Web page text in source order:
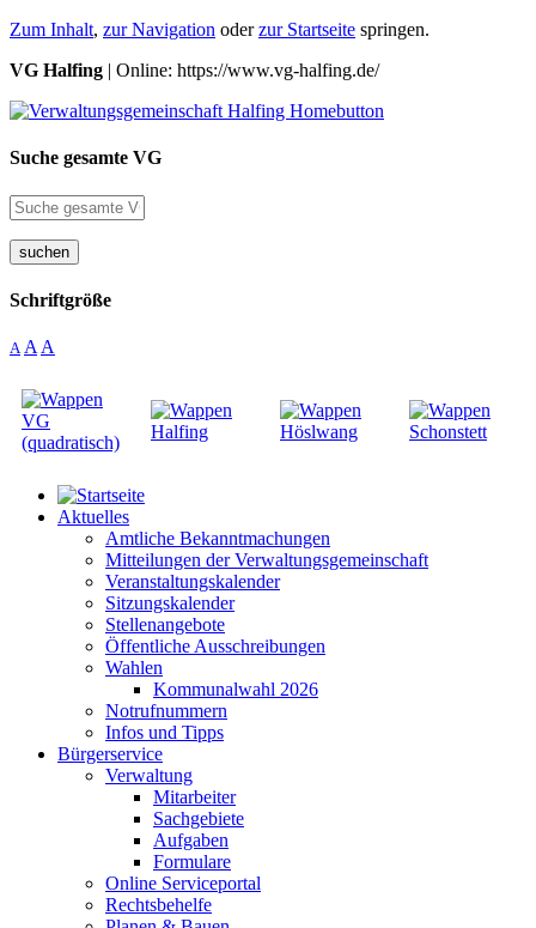
Zum Inhalt, zur Navigation oderzur Startseite springen.
VG Halfing | Online: https://www.vg-halfing.de/
Suche gesamte VG
suchen
Schriftgröße
A A A
Aktuelles
Amtliche Bekanntmachungen
Mitteilungen der Verwaltungsgemeinschaft
Veranstaltungskalender
Sitzungskalender
Stellenangebote
Öffentliche Ausschreibungen
Wahlen
Kommunalwahl 2026
Notrufnummern
Infos und Tipps
Bürgerservice
Verwaltung
Mitarbeiter
Sachgebiete
Aufgaben
Formulare
Online Serviceportal
Rechtsbehelfe